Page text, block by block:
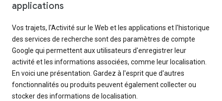
applications
Vos trajets, l'Activité sur le Web et les applications et l'historique
des services de recherche sont des paramètres de compte
Google qui permettent aux utilisateurs d'enregistrer leur
activité et les informations associées, comme leur localisation.
En voici une présentation. Gardez à l'esprit que d'autres
fonctionnalités ou produits peuvent également collecter ou
stocker des informations de localisation.